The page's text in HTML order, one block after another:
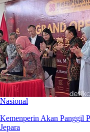
Nasional
Kemenperin Akan Panggil
Jepara